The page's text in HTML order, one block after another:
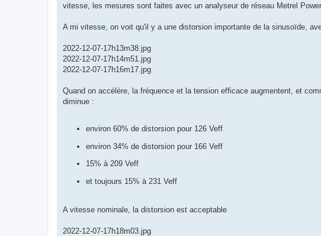
vitesse, les mesures sont faites avec un analyseur de réseau Metrel
A mi vitesse, on voit qu'il y a une distorsion importante de la sinusoïde,
2022-12-07-17h13m38.jpg
2022-12-07-17h14m51.jpg
2022-12-07-17h16m17.jpg
Quand on accélère, la fréquence et la tension efficace augmentent, et
diminue :
environ 60% de distorsion pour 126 Veff
environ 34% de distorsion pour 166 Veff
15% à 209 Veff
et toujours 15% à 231 Veff
A vitesse nominale, la distorsion est acceptable
2022-12-07-17h18m03.jpg